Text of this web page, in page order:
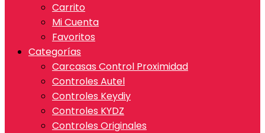
Carrito
Mi Cuenta
Favoritos
Categorías
Carcasas Control Proximidad
Controles Autel
Controles Keydiy
Controles KYDZ
Controles Originales